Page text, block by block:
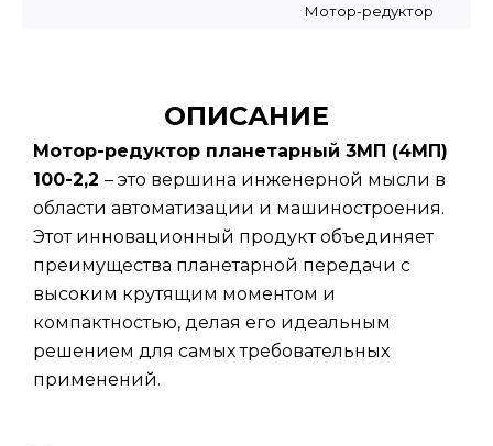
Мотор-редуктор
ОПИСАНИЕ
Мотор-редуктор планетарный 3МП (4МП)
100-2,2 – это вершина инженерной мысли в
области автоматизации и машиностроения.
Этот инновационный продукт объединяет
преимущества планетарной передачи с
высоким крутящим моментом и
компактностью, делая его идеальным
решением для самых требовательных
применений.